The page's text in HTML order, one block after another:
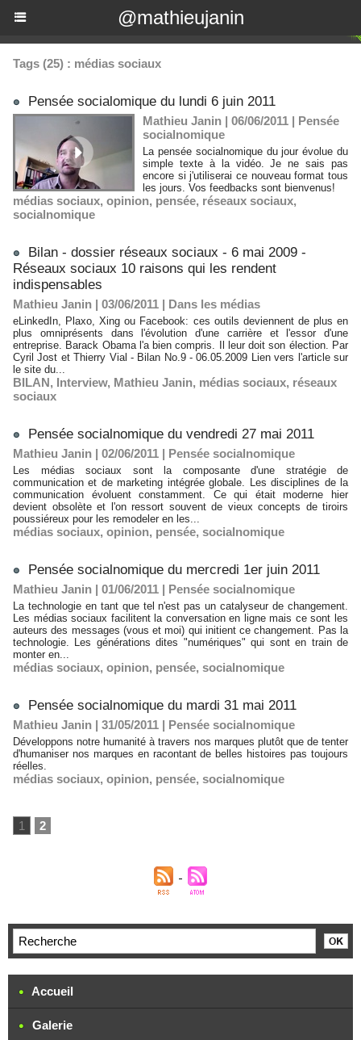
@mathieujanin
Tags (25) : médias sociaux
Pensée socialomique du lundi 6 juin 2011
Mathieu Janin | 06/06/2011 | Pensée
socialnomique
La pensée socialnomique du jour évolue du
simple texte à la vidéo. Je ne sais pas
encore si j'utiliserai ce nouveau format tous
les jours. Vos feedbacks sont bienvenus!
médias sociaux, opinion, pensée, réseaux sociaux,
socialnomique
Bilan - dossier réseaux sociaux - 6 mai 2009 -
Réseaux sociaux 10 raisons qui les rendent
indispensables
Mathieu Janin | 03/06/2011 | Dans les médias
eLinkedIn, Plaxo, Xing ou Facebook: ces outils deviennent de plus en
plus omniprésents dans l'évolution d'une carrière et l'essor d'une
entreprise. Barack Obama l'a bien compris. Il leur doit son élection. Par
Cyril Jost et Thierry Vial - Bilan No.9 - 06.05.2009 Lien vers l'article sur
le site du...
BILAN, Interview, Mathieu Janin, médias sociaux, réseaux
sociaux
Pensée socialnomique du vendredi 27 mai 2011
Mathieu Janin | 02/06/2011 | Pensée socialnomique
Les médias sociaux sont la composante d'une stratégie de
communication et de marketing intégrée globale. Les disciplines de la
communication évoluent constamment. Ce qui était moderne hier
devient obsolète et l'on ressort souvent de vieux concepts de tiroirs
poussiéreux pour les remodeler en les...
médias sociaux, opinion, pensée, socialnomique
Pensée socialnomique du mercredi 1er juin 2011
Mathieu Janin | 01/06/2011 | Pensée socialnomique
La technologie en tant que tel n'est pas un catalyseur de changement.
Les médias sociaux facilitent la conversation en ligne mais ce sont les
auteurs des messages (vous et moi) qui initient ce changement. Pas la
technologie. Les générations dites "numériques" qui sont en train de
monter en...
médias sociaux, opinion, pensée, socialnomique
Pensée socialnomique du mardi 31 mai 2011
Mathieu Janin | 31/05/2011 | Pensée socialnomique
Développons notre humanité à travers nos marques plutôt que de tenter
d'humaniser nos marques en racontant de belles histoires pas toujours
réelles.
médias sociaux, opinion, pensée, socialnomique
1 2
Accueil
Galerie